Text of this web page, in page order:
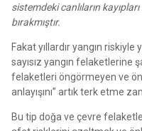
sistemdeki canlıların
bırakmıştır.
Fakat yıllardır yangın
sayısız yangın felaketlerine
felaketleri öngörmeyen ve
anlayışını” artık terk etme
Bu tip doğa ve çevre